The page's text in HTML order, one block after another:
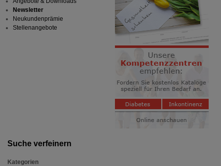
Suche verfeinern
Kategorien
Newsletter
Neukundenprämie
Stellenangebote